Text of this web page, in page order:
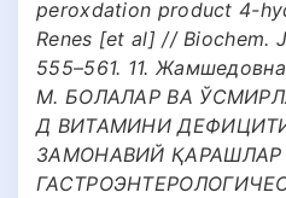
peroxdation product 4-
Renes [et al] // Biochem.
555–561. 11.
М. БОЛАЛАР ВА
Д ВИТАМИНИ
ЗАМОНАВИЙ